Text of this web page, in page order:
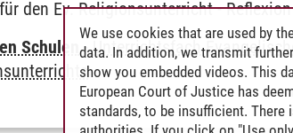
den Ev. Religionsunterricht -
Schulen-Unterrichtsfach
We use cookies that are used by
data. In addition, we transmit
show you embedded videos. This
European Court of Justice has
standards, to be insufficient.